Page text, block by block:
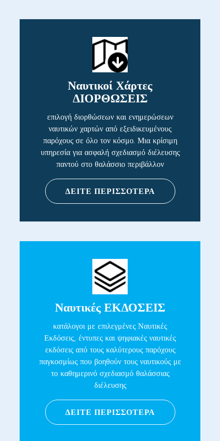
Ναυτικοί Χάρτες
ΔΙΟΡΘΩΣΕΙΣ
επιλογή διορθώσεων και ενημερώσεων
ναυτικών χαρτών από εξειδικευμένους
παρόχους σε όλο τον κόσμο. Μια κρίσιμη
υπηρεσία για ασφαλή σχεδιασμό διέλευσης
παντού στο θαλάσσιο περιβάλλον
ΔΕΙΤΕ ΠΕΡΙΣΣΟΤΕΡΑ
Ναυτικές ΕΚΔΟΣΕΙΣ
κατάλογοι με επιλεγμένες Ναυτικές
Εκδόσεις, έντυπες και ψηφιακές ναυτικές
εκδόσεις από τους καλύτερους παρόχους
παγκοσμίως που βοηθούν τους ναυτικούς με
το καθημερινό σχεδιασμό θαλάσσιας
διέλευσης
ΔΕΙΤΕ ΠΕΡΙΣΣΟΤΕΡΑ